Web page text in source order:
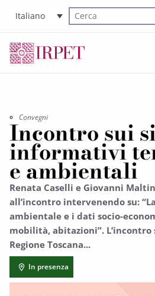
Italiano
Cerca nel sito
Convegni
Incontro sui
informativi
e ambientali
Renata Caselli e Giovanni
all’incontro intervenendo su:
ambientale e i dati socio-
mobilità, abitazioni”. L’incontro
Regione Toscana...
In presenza